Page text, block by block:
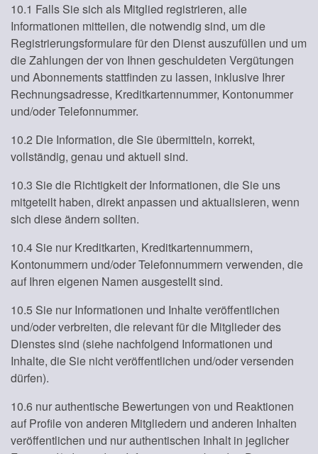
10.1 Falls Sie sich als Mitglied registrieren, alle
Informationen mitteilen, die notwendig sind, um die
Registrierungsformulare für den Dienst auszufüllen und um
die Zahlungen der von Ihnen geschuldeten Vergütungen
und Abonnements stattfinden zu lassen, inklusive Ihrer
Rechnungsadresse, Kreditkartennummer, Kontonummer
und/oder Telefonnummer.
10.2 Die Information, die Sie übermitteln, korrekt,
vollständig, genau und aktuell sind.
10.3 Sie die Richtigkeit der Informationen, die Sie uns
mitgeteilt haben, direkt anpassen und aktualisieren, wenn
sich diese ändern sollten.
10.4 Sie nur Kreditkarten, Kreditkartennummern,
Kontonummern und/oder Telefonnummern verwenden, die
auf Ihren eigenen Namen ausgestellt sind.
10.5 Sie nur Informationen und Inhalte veröffentlichen
und/oder verbreiten, die relevant für die Mitglieder des
Dienstes sind (siehe nachfolgend Informationen und
Inhalte, die Sie nicht veröffentlichen und/oder versenden
dürfen).
10.6 nur authentische Bewertungen von und Reaktionen
auf Profile von anderen Mitgliedern und anderen Inhalten
veröffentlichen und nur authentischen Inhalt in jeglicher